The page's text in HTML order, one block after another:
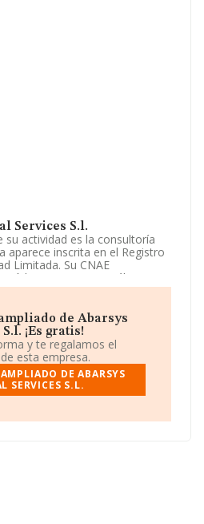
Services S.l.
su actividad es la consultoría
aparece inscrita en el Registro
Limitada. Su CNAE
'Ensayos y análisis
tiene actividad en mercados
2003/361/CE de la
de 2003, sobre la definición de
y medianas empresas, la
como microempresa. En
en 2019, ha decrecido un
año el número de
de INFORMA, ha contado
de Abarsys
¡Es gratis!
y te regalamos el
esta empresa.
DE ABARSYS
SERVICES S.L.